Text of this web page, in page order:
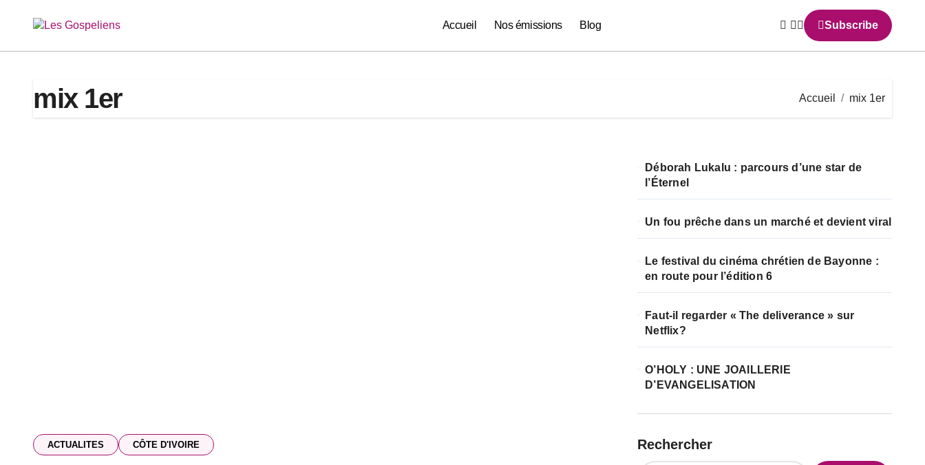
Accueil Nos émissions Blog Subscribe
mix 1er Accueil mix 1er
ACTUALITES CÔTE D'IVOIRE
Déborah Lukalu : parcours d’une star de
l’Éternel
Un fou prêche dans un marché et devient viral
Le festival du cinéma chrétien de Bayonne :
en route pour l’édition 6
Faut-il regarder « The deliverance » sur
Netflix?
O’HOLY : UNE JOAILLERIE
D’EVANGELISATION
Rechercher